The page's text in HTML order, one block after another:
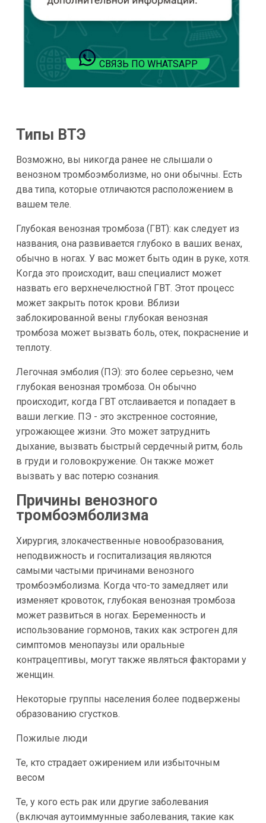
СВЯЗЬ ПО WHATSAPP
Типы ВТЭ
Возможно, вы никогда ранее не слышали о
венозном тромбоэмболизме, но они обычны. Есть
два типа, которые отличаются расположением в
вашем теле.
Глубокая венозная тромбоза (ГВТ): как следует из
названия, она развивается глубоко в ваших венах,
обычно в ногах. У вас может быть один в руке, хотя.
Когда это происходит, ваш специалист может
назвать его верхнечелюстной ГВТ. Этот процесс
может закрыть поток крови. Вблизи
заблокированной вены глубокая венозная
тромбоза может вызвать боль, отек, покраснение и
теплоту.
Легочная эмболия (ПЭ): это более серьезно, чем
глубокая венозная тромбоза. Он обычно
происходит, когда ГВТ отслаивается и попадает в
ваши легкие. ПЭ - это экстренное состояние,
угрожающее жизни. Это может затруднить
дыхание, вызвать быстрый сердечный ритм, боль
в груди и головокружение. Он также может
вызвать у вас потерю сознания.
Причины венозного
тромбоэмболизма
Хирургия, злокачественные новообразования,
неподвижность и госпитализация являются
самыми частыми причинами венозного
тромбоэмболизма. Когда что-то замедляет или
изменяет кровоток, глубокая венозная тромбоза
может развиться в ногах. Беременность и
использование гормонов, таких как эстроген для
симптомов менопаузы или оральные
контрацептивы, могут также являться факторами у
женщин.
Некоторые группы населения более подвержены
образованию сгустков.
Пожилые люди
Те, кто страдает ожирением или избыточным
весом
Те, у кого есть рак или другие заболевания
(включая аутоиммунные заболевания, такие как